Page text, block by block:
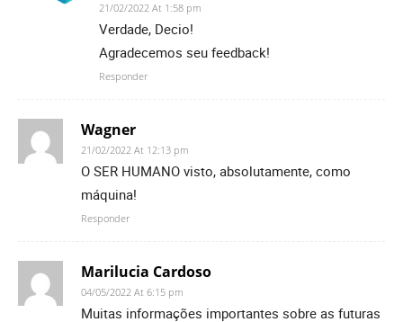
21/02/2022 At 1:58 pm
Verdade, Decio!
Agradecemos seu feedback!
Responder
Wagner
21/02/2022 At 12:13 pm
O SER HUMANO visto, absolutamente, como
máquina!
Responder
Marilucia Cardoso
04/05/2022 At 6:15 pm
Muitas informações importantes sobre as futuras